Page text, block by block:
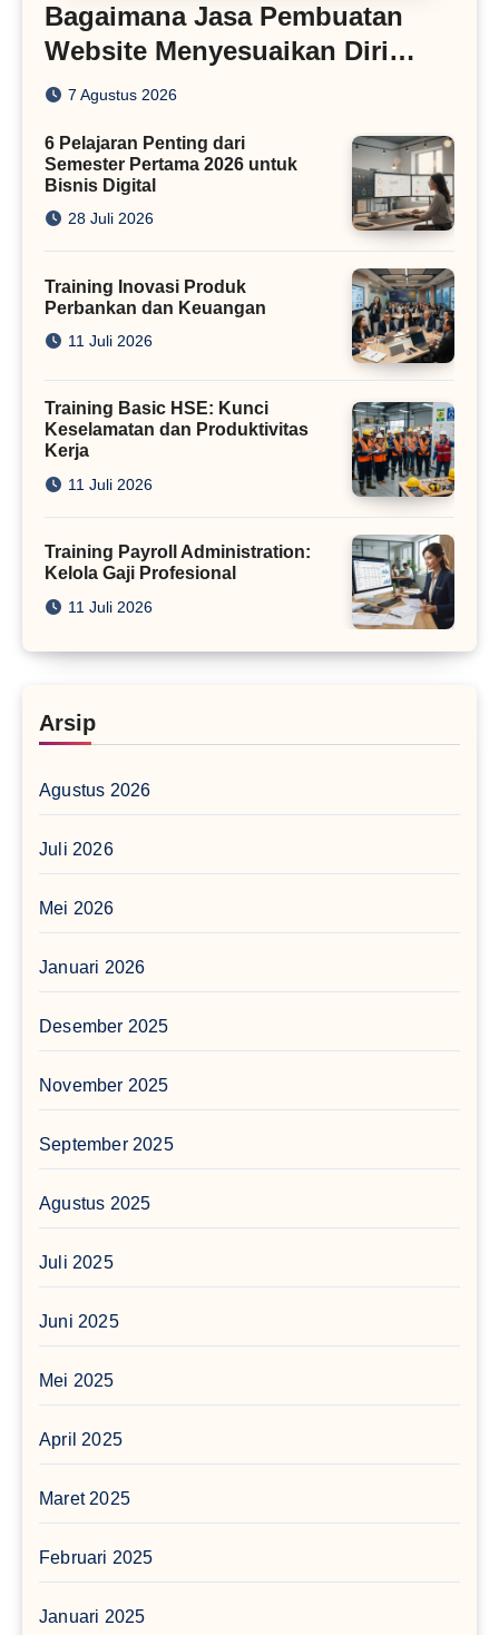
Bagaimana Jasa Pembuatan
Website Menyesuaikan Diri
dengan Algoritma SEO Masa
7 Agustus 2026
6 Pelajaran Penting dari
Semester Pertama 2026 untuk
Bisnis Digital
28 Juli 2026
Training Inovasi Produk
Perbankan dan Keuangan
11 Juli 2026
Training Basic HSE: Kunci
Keselamatan dan Produktivitas
Kerja
11 Juli 2026
Training Payroll Administration:
Kelola Gaji Profesional
11 Juli 2026
Arsip
Agustus 2026
Juli 2026
Mei 2026
Januari 2026
Desember 2025
November 2025
September 2025
Agustus 2025
Juli 2025
Juni 2025
Mei 2025
April 2025
Maret 2025
Februari 2025
Januari 2025